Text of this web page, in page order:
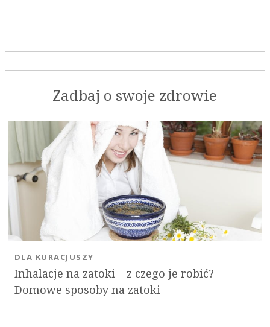
Zadbaj o swoje zdrowie
Inhalacje na zatoki – z czego je robić?
Domowe sposoby na zatoki
DLA KURACJUSZY